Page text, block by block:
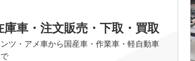
庫車・注文販売・下取・買取
ツ・アメ車から国産車・作業車・軽自動車